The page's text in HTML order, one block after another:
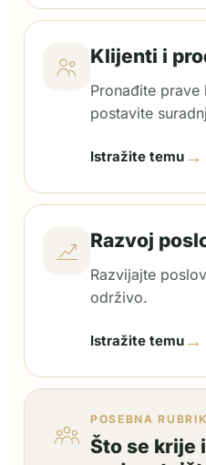
Klijenti i
Pronađite prave
postavite
Istražite temu →
Razvoj
Razvijajte
održivo.
Istražite temu →
POSEBNA
Što se krije